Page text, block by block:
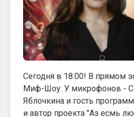
Сегодня в 18:00! В прямом
Миф-Шоу. У микрофонов -
Яблочкина и гость
и автор проекта "Аз есмь